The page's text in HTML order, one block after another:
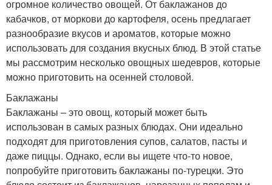
огромное количество овощей. От баклажанов до
кабачков, от моркови до картофеля, осень предлагает
разнообразие вкусов и ароматов, которые можно
использовать для создания вкусных блюд. В этой статье
мы рассмотрим несколько овощных шедевров, которые
можно приготовить на осенней столовой.
Баклажаны
Баклажаны – это овощ, который может быть
использован в самых разных блюдах. Они идеально
подходят для приготовления супов, салатов, пасты и
даже пиццы. Однако, если вы ищете что-то новое,
попробуйте приготовить баклажаны по-турецки. Это